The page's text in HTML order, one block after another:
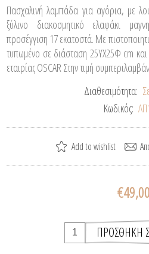
Πασχαλινή λαμπάδα για αγόρια, με
ξύλινο διακοσμητικό ελαφάκι
προσέγγιση 17 εκατοστά. Με
τυπωμένο σε διάσταση 25YΧ25Φ cm
εταιρίας OSCAR Στην τιμή
Διαθεσιμότητα:
Κωδικός:
€49,00